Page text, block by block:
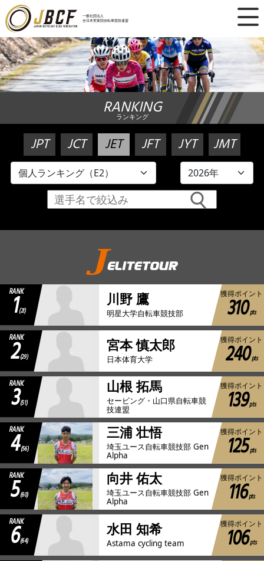
一般社団法人
全日本実業団自転車競技連盟
×
ニュース
レース日程
ランキング
レース結果
チーム・選手
競技ガイド
加盟・登録
エントリー
JBCF ROAD SERIESとは
RANKING
ランキング
JPT JCT JET JFT JYT JMT
RANK
1(21)
川野 鷹
明星大学自転車競技部
獲得ポイント
310pts
RANK
2(29)
宮本 慎太郎
日本体育大学
獲得ポイント
240pts
RANK
3(51)
山根 拓馬
セービング・山口県自転車競
技連盟
獲得ポイント
139pts
RANK
4(56)
三浦 壮悟
埼玉ユース自転車競技部 Gen
Alpha
獲得ポイント
125pts
RANK
5(60)
向井 佑太
埼玉ユース自転車競技部 Gen
Alpha
獲得ポイント
116pts
RANK
6(64)
水田 知希
Astama cycling team
獲得ポイント
106pts